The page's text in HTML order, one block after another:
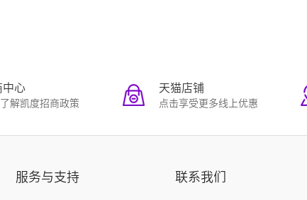
中心
解凯度招商政策
天猫店铺
点击享受更多线上优惠
服务与支持 联系我们